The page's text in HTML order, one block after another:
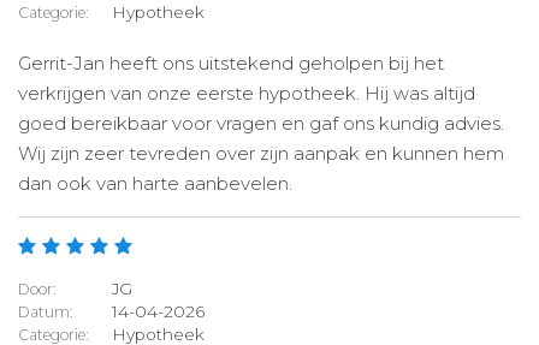
Categorie: Hypotheek
Gerrit-Jan heeft ons uitstekend geholpen bij het
verkrijgen van onze eerste hypotheek. Hij was altijd
goed bereikbaar voor vragen en gaf ons kundig advies.
Wij zijn zeer tevreden over zijn aanpak en kunnen hem
dan ook van harte aanbevelen.
Door: JG
Datum: 14-04-2026
Categorie: Hypotheek